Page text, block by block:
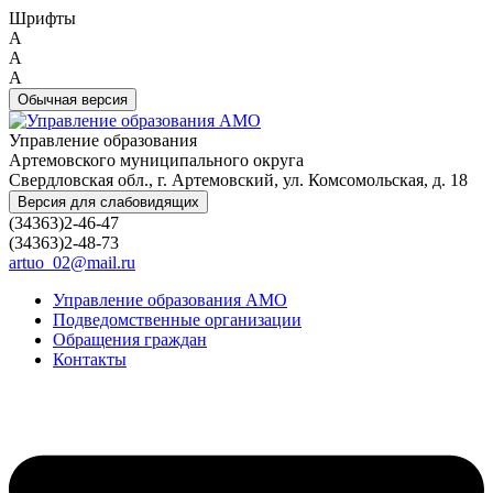
Шрифты
A
A
A
Обычная версия
Управление образования
Артемовского муниципального округа
Свердловская обл., г. Артемовский, ул. Комсомольская, д. 18
Версия для слабовидящих
(34363)2-46-47
(34363)2-48-73
artuo_02@mail.ru
Управление образования АМО
Подведомственные организации
Обращения граждан
Контакты